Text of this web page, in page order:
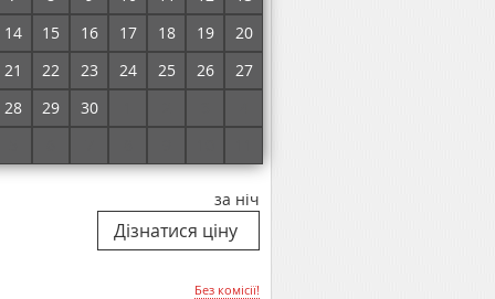
14
15 16 17 18 19
20
21
22 23 24 25 26
27
28
29 30
ціни і забронювати номер
за ніч
Без комісії!